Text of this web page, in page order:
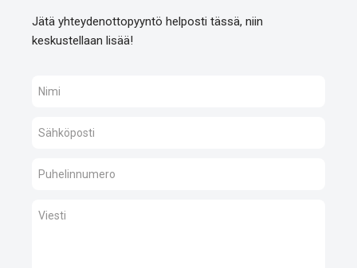
Jätä yhteydenottopyyntö helposti tässä, niin
keskustellaan lisää!